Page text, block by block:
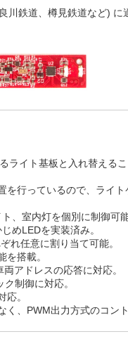
川鉄道、樽見鉄道など)
ライト基板と入れ替える
を行っているので、ライ
、室内灯を個別に制御可能
めLEDを実装済み。
れ任意に割り当て可能。
搭載。
アドレスの応答に対応。
制御に対応。
応。
、PWM出力方式のコン